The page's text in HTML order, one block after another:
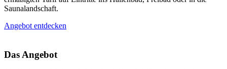
Saunalandschaft.
Angebot entdecken
Das Angebot